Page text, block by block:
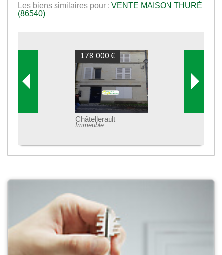
Les biens similaires pour : VENTE MAISON THURÉ
(86540)
178 000 €
Châtellerault
Immeuble